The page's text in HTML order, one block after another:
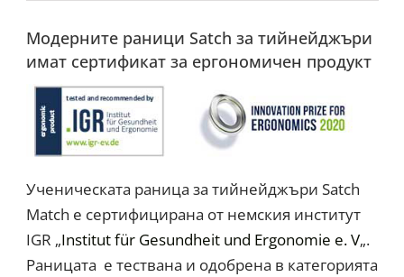
Модерните раници Satch за тийнейджъри
имат сертификат за ергономичен продукт
Ученическата раница за тийнейджъри Satch
Match е сертифицирана от немския институт
IGR „Institut für Gesundheit und Ergonomie e. V„.
Раницата е тествана и одобрена в категорията